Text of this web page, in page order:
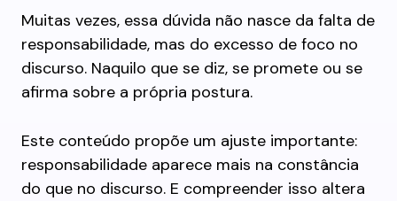
Muitas vezes, essa dúvida não nasce da falta de
responsabilidade, mas do excesso de foco no
discurso. Naquilo que se diz, se promete ou se
afirma sobre a própria postura.
Este conteúdo propõe um ajuste importante:
responsabilidade aparece mais na constância
do que no discurso. E compreender isso altera